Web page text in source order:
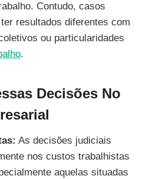
Contudo, casos
resultados diferentes com
ou particularidades
.
Decisões No
As decisões judiciais
nos custos trabalhistas
aquelas situadas